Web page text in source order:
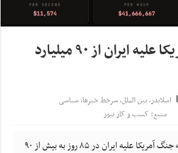
هزینه جنگ آمریکا علیه ایران از ۹۰ میلیارد
اسلایدر,بین الملل,سرخط خبرها,سیاسی
منبع: کسب و کار نیوز
کسب و کار نیوز- هزینه جنگ آمریکا علیه ایران در ۸۵ روز به بیش از ۹۰